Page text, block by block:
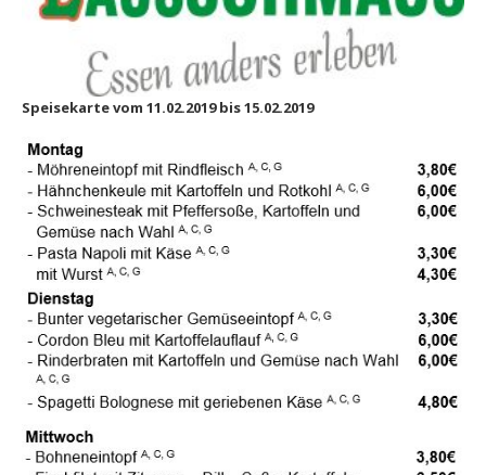
Speisekarte vom 11.02.2019 bis 15.02.2019